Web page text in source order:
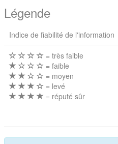
Légende
Indice de fiabilité de l'information
= très faible
= faible
= moyen
= levé
= réputé sûr